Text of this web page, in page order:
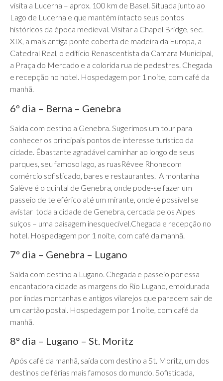
visita a Lucerna – aprox. 100 km de Basel. Situada junto ao
Lago de Lucerna e que mantém intacto seus pontos
históricos da época medieval. Visitar a Chapel Bridge, sec.
XIX, a mais antiga ponte coberta de madeira da Europa, a
Catedral Real, o edifício Renascentista da Camara Municipal,
a Praça do Mercado e a colorida rua de pedestres. Chegada
e recepção no hotel. Hospedagem por 1 noite, com café da
manhã.
6º dia – Berna – Genebra
Saída com destino a Genebra. Sugerimos um tour para
conhecer os principais pontos de interesse turístico da
cidade. Ébastante agradável caminhar ao longo de seus
parques, seu famoso lago, as ruasRêvee Rhonecom
comércio sofisticado, bares e restaurantes. A montanha
Salève é o quintal de Genebra, onde pode-se fazer um
passeio de teleférico até um mirante, onde é possível se
avistar toda a cidade de Genebra, cercada pelos Alpes
suíços – uma paisagem inesquecível.Chegada e recepção no
hotel. Hospedagem por 1 noite, com café da manhã.
7º dia – Genebra – Lugano
Saída com destino a Lugano. Chegada e passeio por essa
encantadora cidade as margens do Rio Lugano, emoldurada
por lindas montanhas e antigos vilarejos que parecem sair de
um cartão postal. Hospedagem por 1 noite, com café da
manhã.
8º dia – Lugano – St. Moritz
Após café da manhã, saída com destino a St. Moritz, um dos
destinos de férias mais famosos do mundo. Sofisticada,